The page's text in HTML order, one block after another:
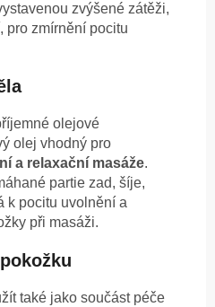
zvýšené zátěži,
pro zmírnění pocitu
olejové
olej vhodný pro
a relaxační masáže.
partie zad, šíje,
k pocitu uvolnění a
při masáži.
pokožku
také jako součást péče